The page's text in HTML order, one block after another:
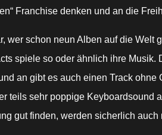
Franchise denken und an die
wer schon neun Alben auf die
spiele so oder ähnlich ihre
an gibt es auch einen Track
teils sehr poppige
gut finden, werden sicherlich auch